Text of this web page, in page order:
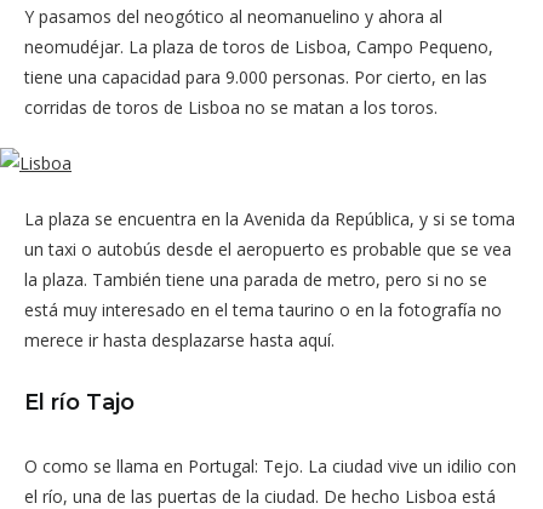
Y pasamos del neogótico al neomanuelino y ahora al
neomudéjar. La plaza de toros de Lisboa, Campo Pequeno,
tiene una capacidad para 9.000 personas. Por cierto, en las
corridas de toros de Lisboa no se matan a los toros.
La plaza se encuentra en la Avenida da República, y si se toma
un taxi o autobús desde el aeropuerto es probable que se vea
la plaza. También tiene una parada de metro, pero si no se
está muy interesado en el tema taurino o en la fotografía no
merece ir hasta desplazarse hasta aquí.
El río Tajo
O como se llama en Portugal: Tejo. La ciudad vive un idilio con
el río, una de las puertas de la ciudad. De hecho Lisboa está